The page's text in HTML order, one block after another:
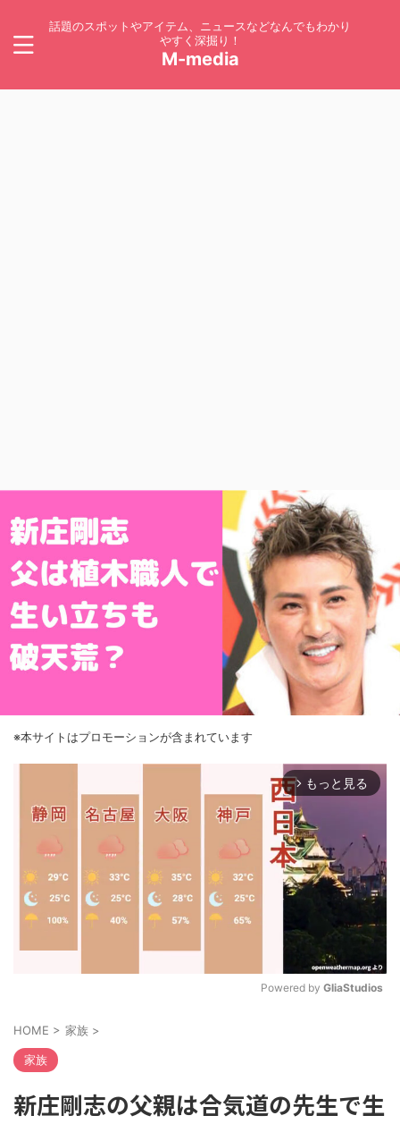
話題のスポットやアイテム、ニュースなどなんでもわかり
やすく深掘り！
M-media
※本サイトはプロモーションが含まれています
arrow_forward_ios もっと見る
Powered by GliaStudios
HOME > 家族 >
家族
新庄剛志の父親は合気道の先生で生